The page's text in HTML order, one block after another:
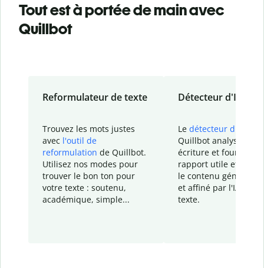
Tout est à portée de main avec
Quillbot
Reformulateur de texte
Trouvez les mots justes
avec l'outil de
reformulation de Quillbot.
Utilisez nos modes pour
trouver le bon ton pour
votre texte : soutenu,
académique, simple...
Détecteur d'IA
Le détecteur d'IA
Quillbot analyse votre
écriture et fournit un
rapport utile et
le contenu généré
et affiné par l'IA
texte.